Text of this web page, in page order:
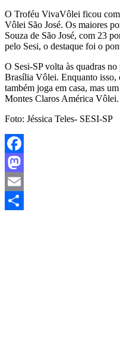
O Troféu VivaVôlei ficou
Vôlei São José. Os maiores
Souza de São José, com 23
pelo Sesi, o destaque foi o
O Sesi-SP volta às quadras
Brasília Vôlei. Enquanto isso,
também joga em casa, mas
Montes Claros América Vôlei.
Foto: Jéssica Teles- SESI-SP
Facebook
Mastodon
Email